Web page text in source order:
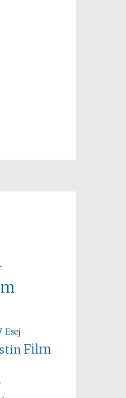
Esej
Film